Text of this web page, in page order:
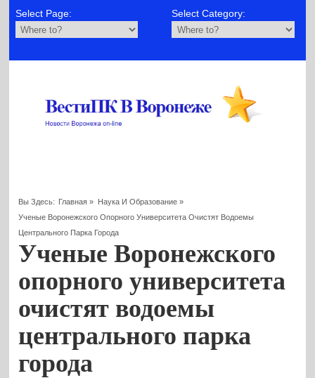
Select Page: Select Category:
Вы Здесь: Главная » Наука И Образование»
Ученые Воронежского Опорного Университета Очистят Водоемы
Центрального Парка Города
Ученые Воронежского
опорного университета
очистят водоемы
центрального парка
города